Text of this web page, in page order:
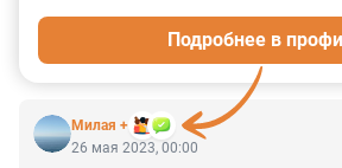
Понятно, откуда сейчас столько
генофонде и особой хромосоме
Милая +
Подробнее в
26 мая 2023, 00:00